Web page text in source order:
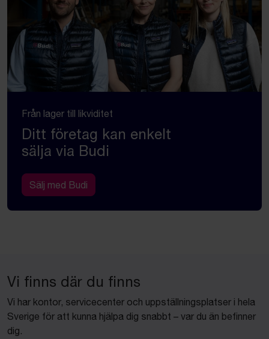
Från lager till likviditet
Ditt företag kan enkelt
sälja via Budi
Sälj med Budi
Vi finns där du finns
Vi har kontor, servicecenter och uppställningsplatser i hela
Sverige för att kunna hjälpa dig snabbt – var du än befinner
dig.